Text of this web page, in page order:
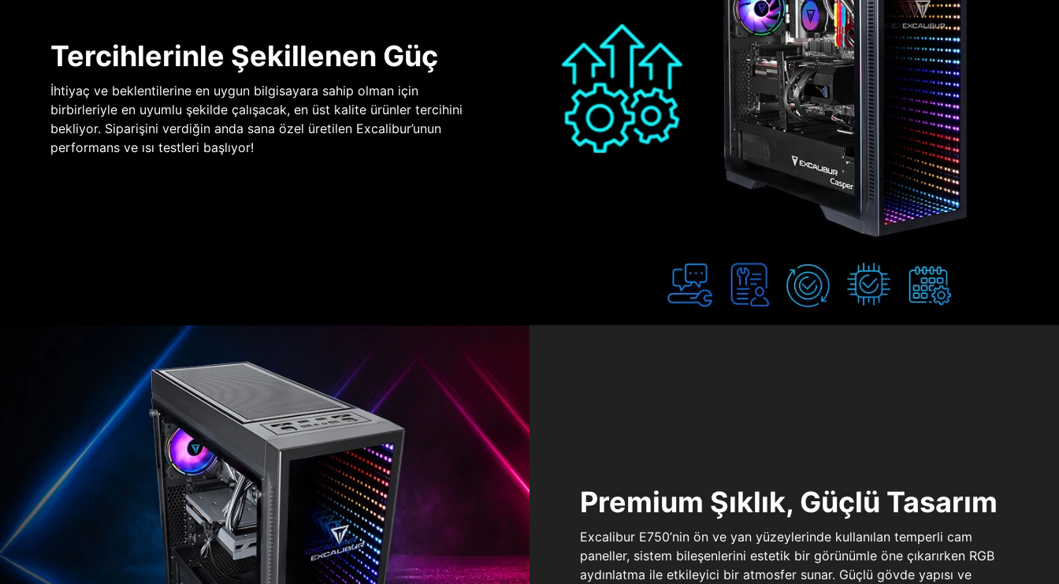
Tercihlerinle Şekillenen Güç
İhtiyaç ve beklentilerine en uygun bilgisayara sahip olman için
birbirleriyle en uyumlu şekilde çalışacak, en üst kalite ürünler tercihini
bekliyor. Siparişini verdiğin anda sana özel üretilen Excalibur’unun
performans ve ısı testleri başlıyor!
Premium Şıklık, Güçlü Tasarım
Excalibur E750’nin ön ve yan yüzeylerinde kullanılan temperli cam
paneller, sistem bileşenlerini estetik bir görünümle öne çıkarırken RGB
aydınlatma ile etkileyici bir atmosfer sunar. Güçlü gövde yapısı ve